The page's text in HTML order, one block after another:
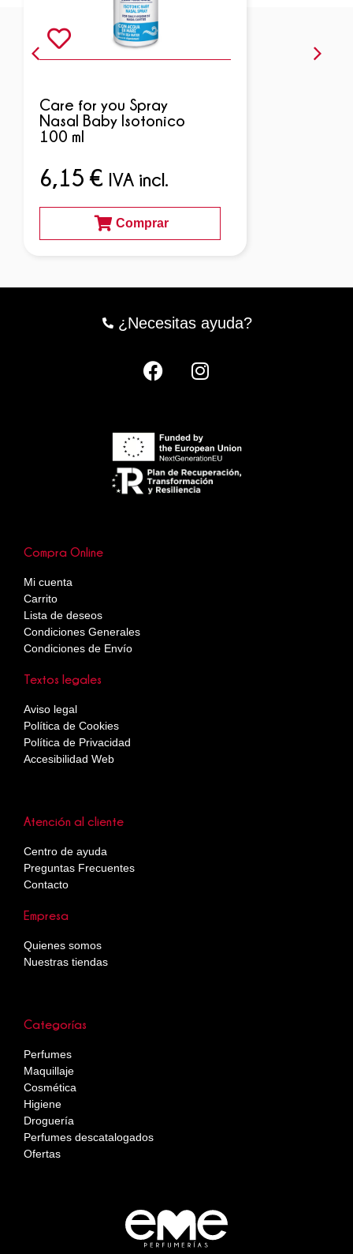
Care for you Spray
Nasal Baby Isotonico
100 ml
6,15€ IVA incl.
Comprar
Categorías
Perfumes
Maquillaje
Cosmética
Higiene
Droguería
Perfumes descatalogados
Ofertas
Atención al cliente
Centro de ayuda
Preguntas Frecuentes
Contacto
Empresa
Quienes somos
Nuestras tiendas
Compra Online
Mi cuenta
Carrito
Lista de deseos
Condiciones Generales
Condiciones de Envío
Textos legales
Aviso legal
Política de Cookies
Política de Privacidad
Accesibilidad Web
¿Necesitas ayuda?